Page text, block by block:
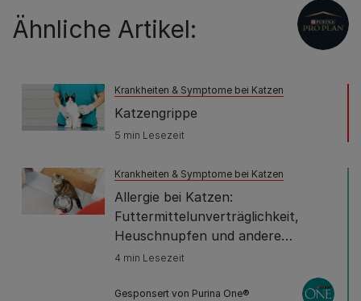
Ähnliche Artikel:
Krankheiten & Symptome bei Katzen
Katzengrippe
5 min Lesezeit
Krankheiten & Symptome bei Katzen
Allergie bei Katzen:
Futtermittelunverträglichkeit,
Heuschnupfen und andere
Allergien
4 min Lesezeit
Gesponsert von Purina One®